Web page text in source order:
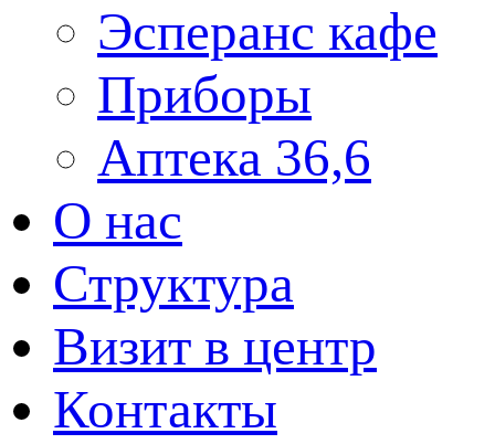
Эсперанс кафе
Приборы
Аптека 36,6
О нас
Структура
Визит в центр
Контакты